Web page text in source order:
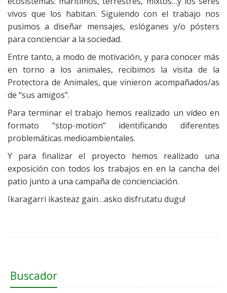
vivos que los habitan. Siguiendo con el trabajo nos
pusimos a diseñar mensajes, eslóganes y/o pósters
para concienciar a la sociedad.
Entre tanto, a modo de motivación, y para conocer más
en torno a los animales, recibimos la visita de la
Protectora de Animales, que vinieron acompañados/as
de “sus amigos”.
Para terminar el trabajo hemos realizado un vídeo en
formato “stop-motion” identificando diferentes
problemáticas medioambientales.
Y para finalizar el proyecto hemos realizado una
exposición con todos los trabajos en en la cancha del
patio junto a una campaña de concienciación.
Ikaragarri ikasteaz gain…asko disfrutatu dugu!
Buscador